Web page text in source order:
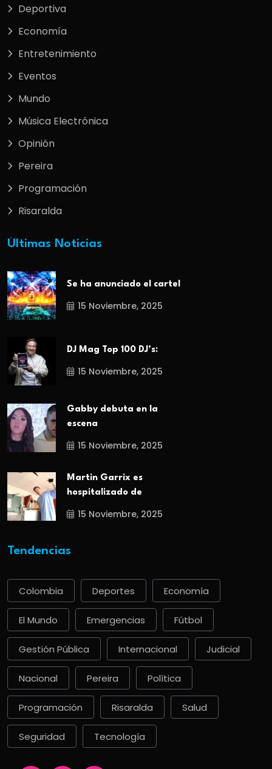
Deportiva
Economía
Entretenimiento
Eventos
Mundo
Música Electrónica
Opinión
Pereira
Programación
Risaralda
Últimas Noticias
Se ha anunciado el cartel
15 Noviembre, 2025
DJ Mag Top 100 DJ’s:
15 Noviembre, 2025
Gabby debuta en la
escena
15 Noviembre, 2025
Martin Garrix es
hospitalizado de
15 Noviembre, 2025
Tendencias
Colombia Deportes Economía
El Mundo Emergencias Fútbol
Gestión Pública Internacional Judicial
Nacional Pereira Política
Programación Risaralda Salud
Seguridad Tecnología